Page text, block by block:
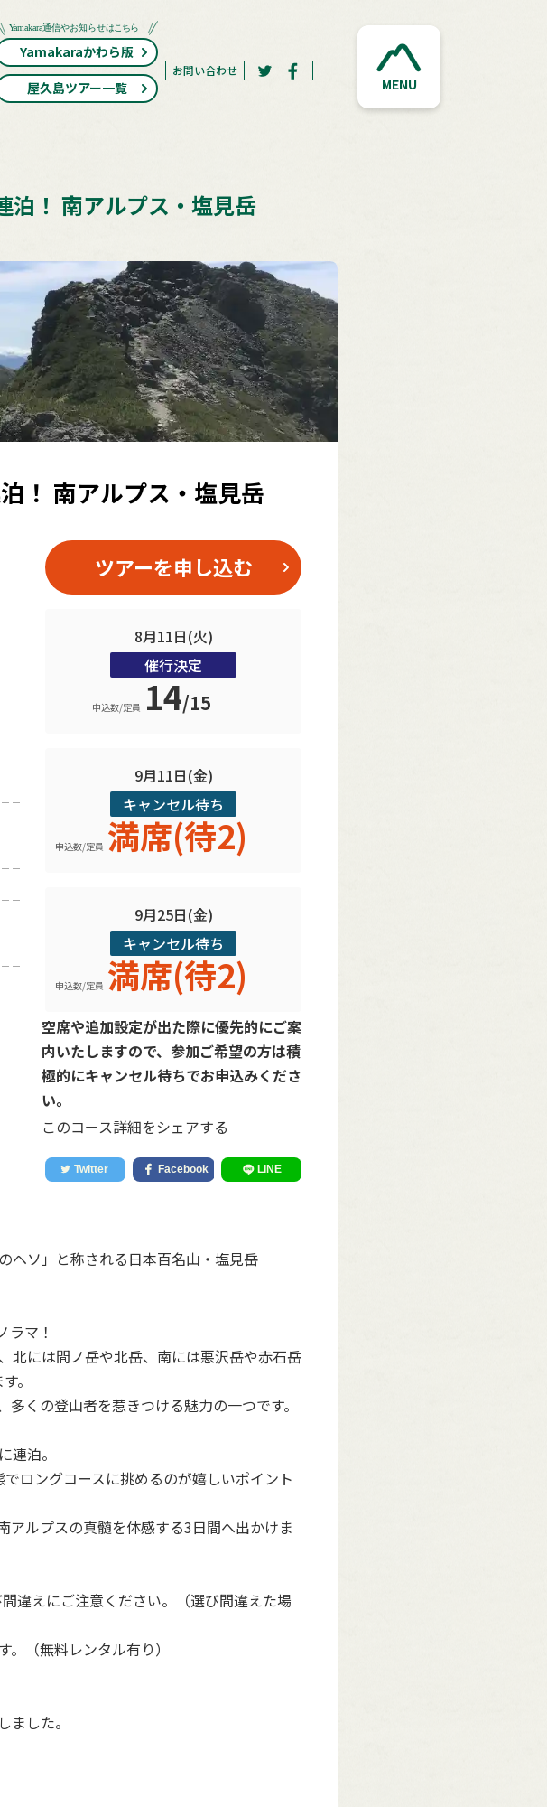
Yamakaraかわら版
屋久島ツアー一覧
お問い合わせ
MENU
泊！ 南アルプス・塩見岳
！ 南アルプス・塩見岳
ツアーを申し込む
8月11日(火)
催行決定
申込数/定員 14/15
9月11日(金)
キャンセル待ち
申込数/定員 満席(待2)
9月25日(金)
キャンセル待ち
申込数/定員 満席(待2)
空席や追加設定が出た際に優先的にご案
内いたしますので、参加ご希望の方は積
極的にキャンセル待ちでお申込みくださ
い。
このコース詳細をシェアする
ヘソ」と称される日本百名山・塩見岳
ラマ！
北には間ノ岳や北岳、南には悪沢岳や赤石岳
。
くの登山者を惹きつける魅力の一つです。
泊。
ロングコースに挑めるのが嬉しいポイント
アルプスの真髄を体感する3日間へ出かけま
違えにご注意ください。（選び間違えた場
（無料レンタル有り）
した。